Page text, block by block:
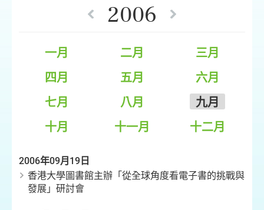
2006
一月 二月
三月
四月
五月
六月
七月
八月
九月
十月
十一月 十二月
2006年09月19日
香港大學圖書館主辦「從全球角度看電子書的挑戰與
發展」研討會